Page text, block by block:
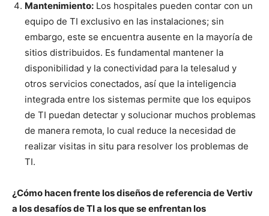
Mantenimiento: Los hospitales pueden contar con un
equipo de TI exclusivo en las instalaciones; sin
embargo, este se encuentra ausente en la mayoría de
sitios distribuidos. Es fundamental mantener la
disponibilidad y la conectividad para la telesalud y
otros servicios conectados, así que la inteligencia
integrada entre los sistemas permite que los equipos
de TI puedan detectar y solucionar muchos problemas
de manera remota, lo cual reduce la necesidad de
realizar visitas in situ para resolver los problemas de
TI.
¿Cómo hacen frente los diseños de referencia de Vertiv
a los desafíos de TI a los que se enfrentan los